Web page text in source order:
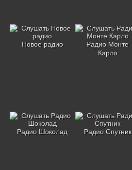
Новое радио
Радио Монте
Карло
Радио Шоколад Радио Спутник